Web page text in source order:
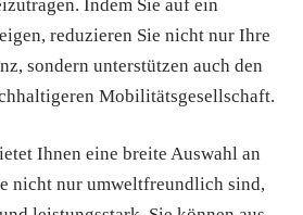
Indem Sie auf ein
reduzieren Sie nicht nur Ihre
sondern unterstützen auch den
Mobilitätsgesellschaft.
Ihnen eine breite Auswahl an
nicht nur umweltfreundlich sind,